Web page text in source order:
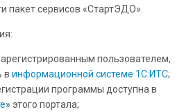
пакет сервисов «СтартЭДО».
пользователем,
в информационной системе 1С:ИТС;
программы доступна в
» этого портала;